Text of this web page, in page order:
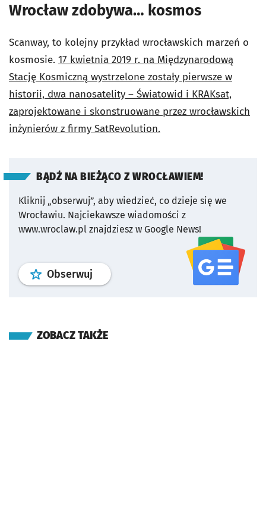
Wrocław zdobywa… kosmos
Scanway, to kolejny przykład wrocławskich marzeń o
kosmosie. 17 kwietnia 2019 r. na Międzynarodową
Stację Kosmiczną wystrzelone zostały pierwsze w
historii, dwa nanosatelity – Światowid i KRAKsat,
zaprojektowane i skonstruowane przez wrocławskich
inżynierów z firmy SatRevolution.
BĄDŹ NA BIEŻĄCO Z WROCŁAWIEM!
Kliknij „obserwuj”, aby wiedzieć, co dzieje się we
Wrocławiu. Najciekawsze wiadomości z
www.wroclaw.pl znajdziesz w Google News!
Obserwuj profil serwisu
ZOBACZ TAKŻE